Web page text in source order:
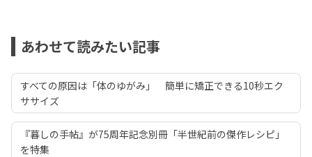
あわせて読みたい記事
すべての原因は「体のゆがみ」 簡単に矯正できる10秒エク
ササイズ
『暮しの手帖』が75周年記念別冊「半世紀前の傑作レシピ」
を特集